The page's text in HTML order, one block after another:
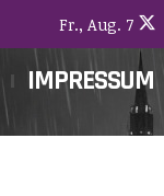
Fr., Aug. 7
IMPRESSUM